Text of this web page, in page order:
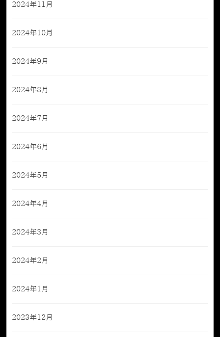
2024年11月
2024年10月
2024年9月
2024年8月
2024年7月
2024年6月
2024年5月
2024年4月
2024年3月
2024年2月
2024年1月
2023年12月